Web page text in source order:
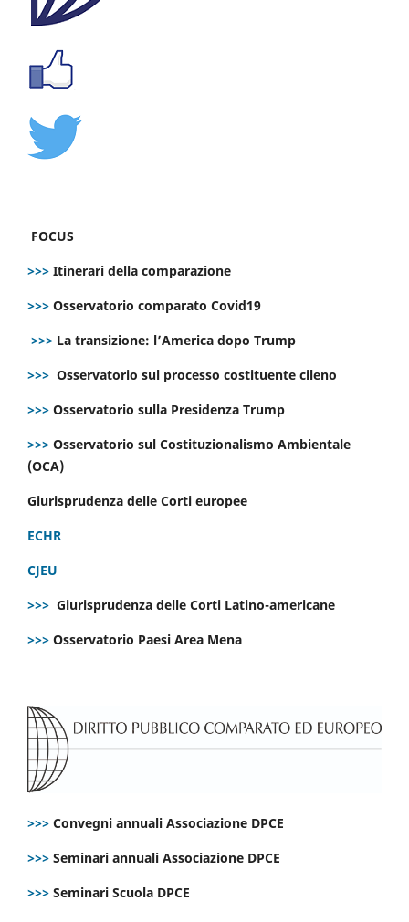
FOCUS
>>> Itinerari della comparazione
>>> Osservatorio comparato Covid19
>>> La transizione: l’America dopo Trump
>>> Osservatorio sul processo costituente cileno
>>> Osservatorio sulla Presidenza Trump
>>> Osservatorio sul Costituzionalismo Ambientale
(OCA)
Giurisprudenza delle Corti europee
ECHR
CJEU
>>> Giurisprudenza delle Corti Latino-americane
>>> Osservatorio Paesi Area Mena
>>> Convegni annuali Associazione DPCE
>>> Seminari annuali Associazione DPCE
>>> Seminari Scuola DPCE